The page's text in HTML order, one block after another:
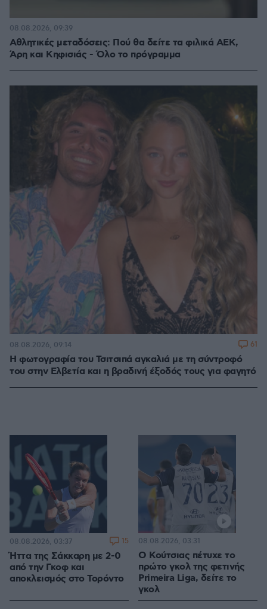
Αθλητικές μεταδόσεις: Πού θα δείτε τα φιλικά ΑΕΚ,
Άρη και Κηφισιάς - Όλο το πρόγραμμα
08.08.2026, 09:39
Η φωτογραφία του Τσιτσιπά αγκαλιά με τη σύντροφό
του στην Ελβετία και η βραδινή έξοδός τους για φαγητό
08.08.2026, 09:14 61
Ήττα της Σάκκαρη με 2-0
από την Γκοφ και
αποκλεισμός στο Τορόντο
08.08.2026, 03:37 15
Ο Κούτσιας πέτυχε το
πρώτο γκολ της φετινής
Primeira Liga, δείτε το
γκολ
08.08.2026, 03:31